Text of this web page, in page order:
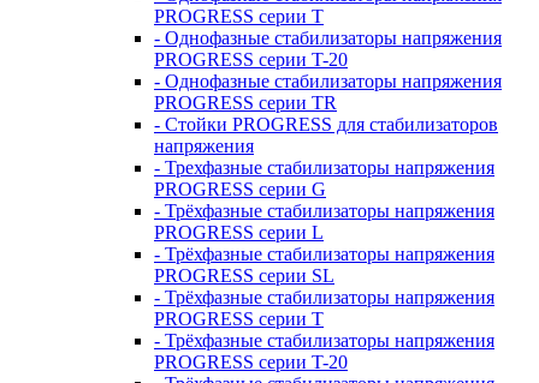
PROGRESS серии T
- Однофазные стабилизаторы напряжения
PROGRESS серии T-20
- Однофазные стабилизаторы напряжения
PROGRESS серии TR
- Стойки PROGRESS для стабилизаторов
напряжения
- Трехфазные стабилизаторы напряжения
PROGRESS серии G
- Трёхфазные стабилизаторы напряжения
PROGRESS серии L
- Трёхфазные стабилизаторы напряжения
PROGRESS серии SL
- Трёхфазные стабилизаторы напряжения
PROGRESS серии T
- Трёхфазные стабилизаторы напряжения
PROGRESS серии T-20